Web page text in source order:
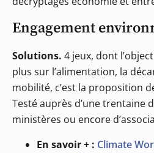
Engagement
Solutions. 4 jeux, dont
plus sur l’alimentation, la
mobilité, c’est la proposition
Testé auprès d’une trentaine
ministères ou encore
En savoir + : Climate